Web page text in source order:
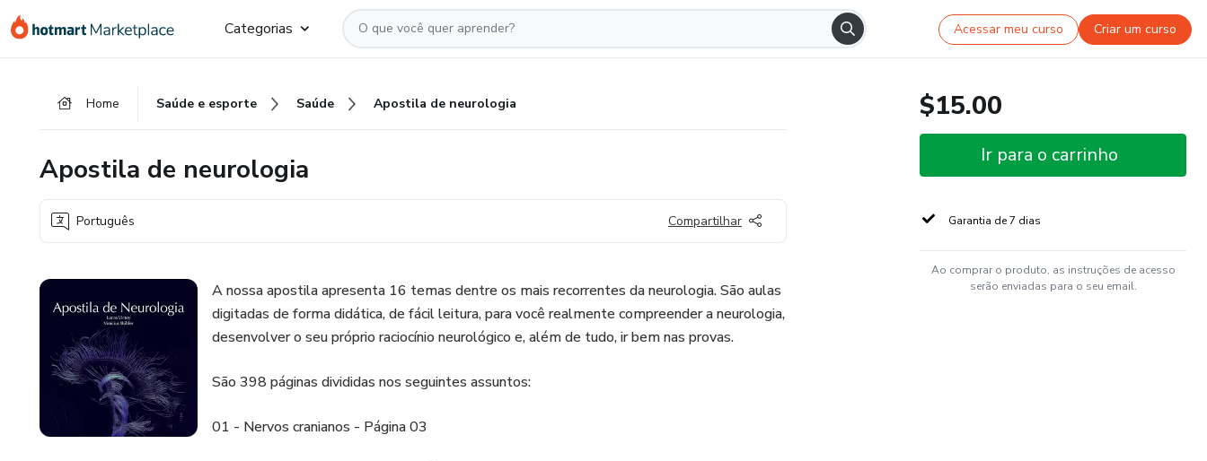
para
para
para
Categorias Acessar meu curso Criar um curso
Home Saúde e esporte Saúde Apostila de neurologia
Apostila de neurologia
Português Compartilhar
A nossa apostila apresenta 16 temas dentre os mais recorrentes da neurologia. São aulas
digitadas de forma didática, de fácil leitura, para você realmente compreender a neurologia,
desenvolver o seu próprio raciocínio neurológico e, além de tudo, ir bem nas provas.
São 398 páginas divididas nos seguintes assuntos:
01 - Nervos cranianos - Página 03
$15.00
Ir para o carrinho
Garantia de 7 dias
Ao comprar o produto, as instruções de acesso
serão enviadas para o seu email.